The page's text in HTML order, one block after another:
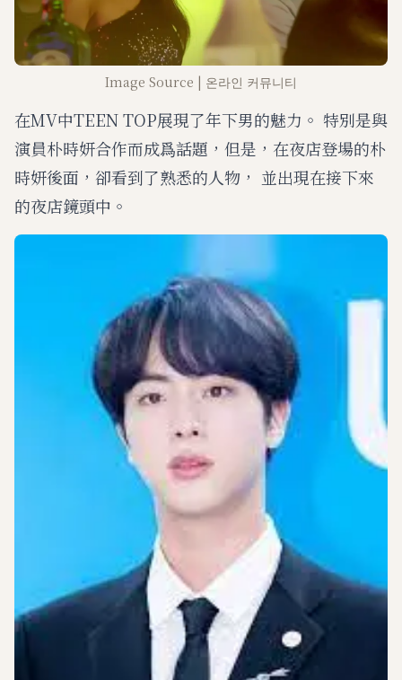
Image Source | 온라인 커뮤니티
在MV中TEEN TOP展現了年下男的魅力。 特別是與
演員朴時妍合作而成爲話題，但是，在夜店登場的朴
時妍後面，卻看到了熟悉的人物， 並出現在接下來
的夜店鏡頭中。